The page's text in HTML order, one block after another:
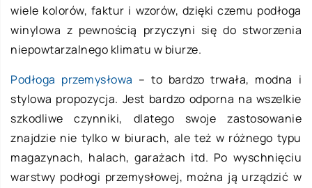
wiele kolorów, faktur i wzorów, dzięki czemu podłoga
winylowa z pewnością przyczyni się do stworzenia
niepowtarzalnego klimatu w biurze.
Podłoga przemysłowa – to bardzo trwała, modna i
stylowa propozycja. Jest bardzo odporna na wszelkie
szkodliwe czynniki, dlatego swoje zastosowanie
znajdzie nie tylko w biurach, ale też w różnego typu
magazynach, halach, garażach itd. Po wyschnięciu
warstwy podłogi przemysłowej, można ją urządzić w